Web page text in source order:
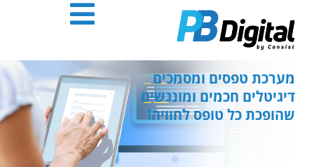
אנטר
מערכת טפסים ומסמכים
דיגיטלים חכמים ומונגשים
שהופכת כל טופס לחוויה!